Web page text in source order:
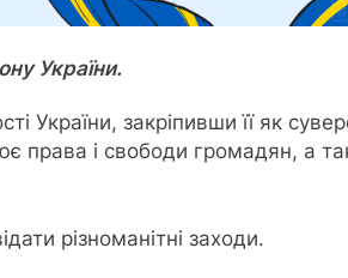
України.
України, закріпивши її як
права і свободи громадян, а
різноманітні заходи.